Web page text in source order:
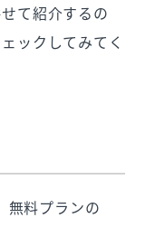
て紹介するの
ックしてみてく
無料プランの